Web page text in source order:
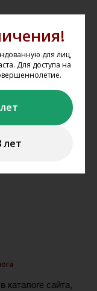
для лиц,
Для доступа на
лет
и
можете
на
vin.ru
магазине
сайта,